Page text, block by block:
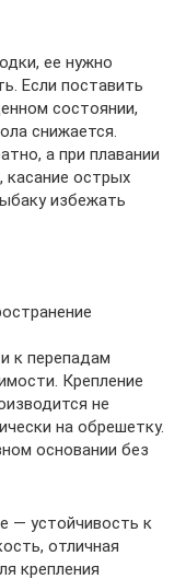
ее нужно
Если поставить
состоянии,
снижается.
а при плавании
касание острых
избежать
к перепадам
Крепление
не
на обрешетку.
основании без
— устойчивость к
отличная
крепления